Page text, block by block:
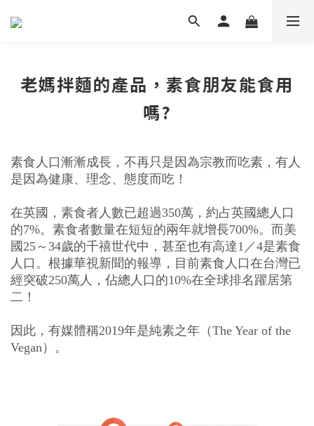
老媽拌麵的產品，素食朋友能食用
嗎?
素食人口漸漸成長，不再只是因為宗教而吃素，有人
是因為健康、理念、態度而吃！
在英國，素食者人數已超過350萬，約占英國總人口
的7%。素食者數量在短短的兩年就增長700%。 而美
國25～34歲的千禧世代中，甚至也有高達1／4是素食
人口。 根據華視新聞的報導，目前素食人口在台灣已
經突破250萬人，佔總人口的10%在全球排名躍居第
二！
因此，有媒體稱2019年是純素之年（The Year of the
Vegan）。